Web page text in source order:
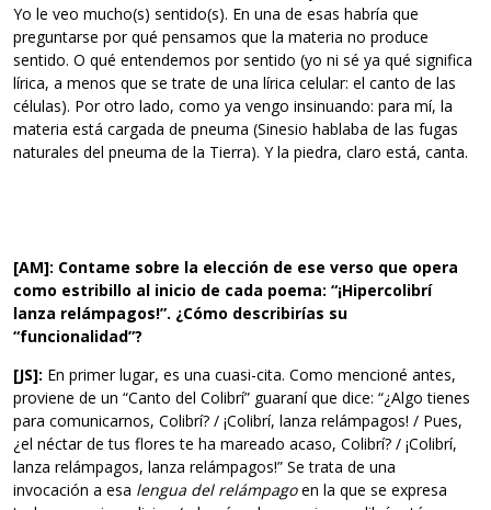
Yo le veo mucho(s) sentido(s). En una de esas habría que
preguntarse por qué pensamos que la materia no produce
sentido. O qué entendemos por sentido (yo ni sé ya qué significa
lírica, a menos que se trate de una lírica celular: el canto de las
células). Por otro lado, como ya vengo insinuando: para mí, la
materia está cargada de pneuma (Sinesio hablaba de las fugas
naturales del pneuma de la Tierra). Y la piedra, claro está, canta.
[AM]: Contame sobre la elección de ese verso que opera
como estribillo al inicio de cada poema: “¡Hipercolibrí
lanza relámpagos!”. ¿Cómo describirías su
“funcionalidad”?
[JS]: En primer lugar, es una cuasi-cita. Como mencioné antes,
proviene de un “Canto del Colibrí” guaraní que dice: “¿Algo tienes
para comunicarnos, Colibrí? / ¡Colibrí, lanza relámpagos! / Pues,
¿el néctar de tus flores te ha mareado acaso, Colibrí? / ¡Colibrí,
lanza relámpagos, lanza relámpagos!” Se trata de una
invocación a esa lengua del relámpagoen la que se expresa